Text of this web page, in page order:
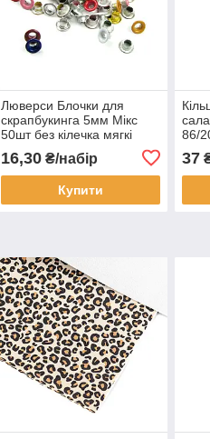
Люверси Блочки для
скрапбукинга 5мм Мікс
50шт без кілечка мягкі
16,30₴/набір
Купити
86/
37